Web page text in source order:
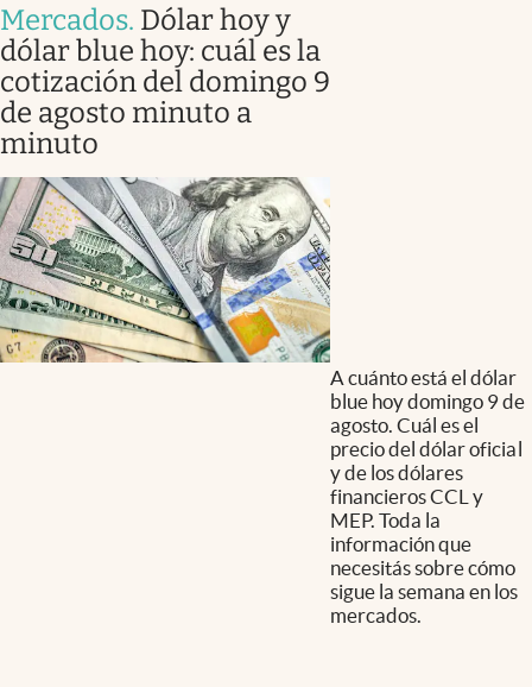
Mercados. Dólar hoy y
dólar blue hoy: cuál es la
cotización del domingo 9
de agosto minuto a
minuto
A cuánto está el dólar
blue hoy domingo 9 de
agosto. Cuál es el
precio del dólar oficial
y de los dólares
financieros CCL y
MEP. Toda la
información que
necesitás sobre cómo
sigue la semana en los
mercados.